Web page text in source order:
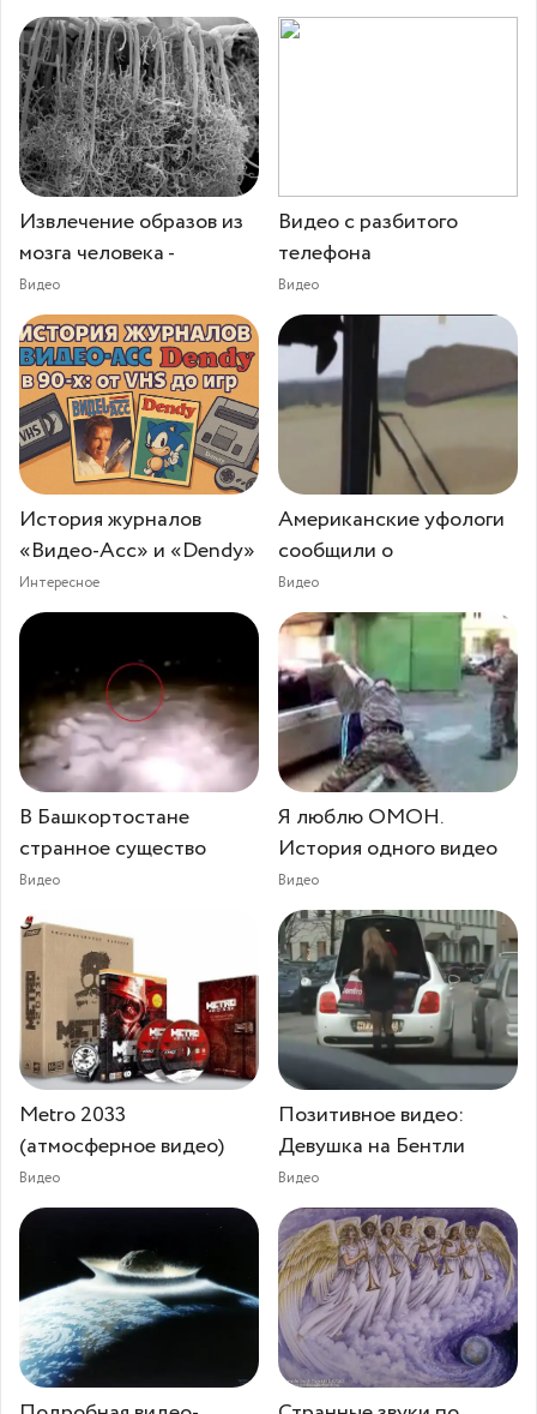
Извлечение образов из
мозга человека -
Видео
Видео с разбитого
телефона
Видео
История журналов
«Видео-Асс» и «Dendy»
Интересное
Американские уфологи
сообщили о
Видео
В Башкортостане
странное существо
Видео
Я люблю ОМОН.
История одного видео
Видео
Metro 2033
(атмосферное видео)
Видео
Позитивное видео:
Девушка на Бентли
Видео